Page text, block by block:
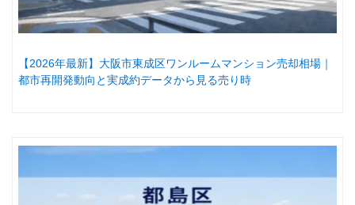
【2026年最新】大阪市東成区ワンルームマンション売却相場｜
都市再開発動向と実成約データから見る売り時